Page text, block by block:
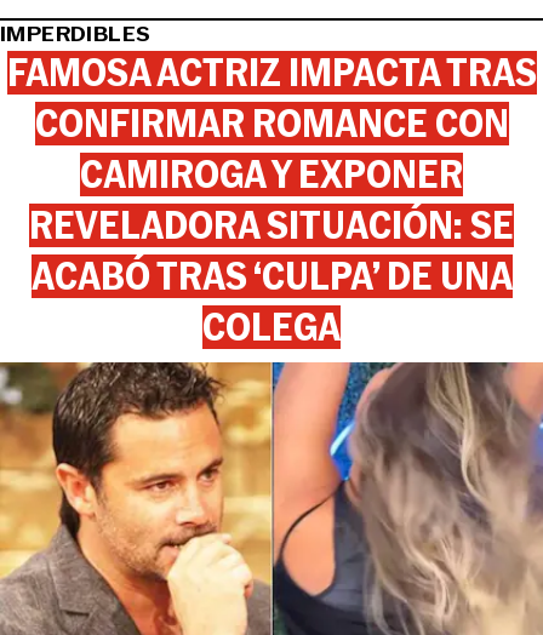
IMPERDIBLES
FAMOSA ACTRIZ IMPACTA TRAS
CONFIRMAR ROMANCE CON
CAMIROGA Y EXPONER
REVELADORA SITUACIÓN: SE
ACABÓ TRAS ‘CULPA’ DE UNA
COLEGA